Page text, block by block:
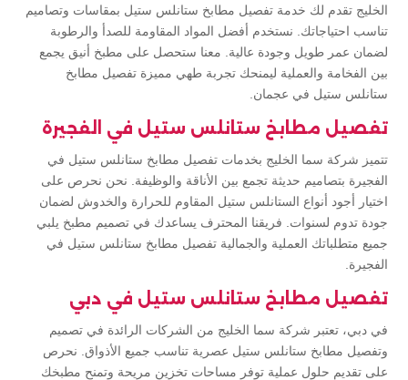
الخليج تقدم لك خدمة تفصيل مطابخ ستانلس ستيل بمقاسات وتصاميم
تناسب احتياجاتك. نستخدم أفضل المواد المقاومة للصدأ والرطوبة
لضمان عمر طويل وجودة عالية. معنا ستحصل على مطبخ أنيق يجمع
بين الفخامة والعملية ليمنحك تجربة طهي مميزة تفصيل مطابخ
ستانلس ستيل في عجمان.
تفصيل مطابخ ستانلس ستيل في الفجيرة
تتميز شركة سما الخليج بخدمات تفصيل مطابخ ستانلس ستيل في
الفجيرة بتصاميم حديثة تجمع بين الأناقة والوظيفة. نحن نحرص على
اختيار أجود أنواع الستانلس ستيل المقاوم للحرارة والخدوش لضمان
جودة تدوم لسنوات. فريقنا المحترف يساعدك في تصميم مطبخ يلبي
جميع متطلباتك العملية والجمالية تفصيل مطابخ ستانلس ستيل في
الفجيرة.
تفصيل مطابخ ستانلس ستيل في دبي
في دبي، تعتبر شركة سما الخليج من الشركات الرائدة في تصميم
وتفصيل مطابخ ستانلس ستيل عصرية تناسب جميع الأذواق. نحرص
على تقديم حلول عملية توفر مساحات تخزين مريحة وتمنح مطبخك